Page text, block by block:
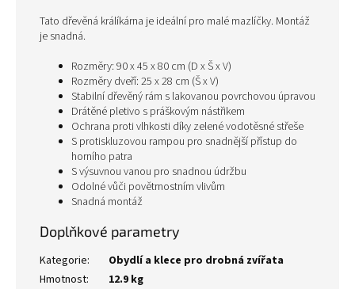
Tato dřevěná králíkárna je ideální pro malé mazlíčky. Montáž
je snadná.
Rozměry: 90 x 45 x 80 cm (D x Š x V)
Rozměry dveří: 25 x 28 cm (Š x V)
Stabilní dřevěný rám s lakovanou povrchovou úpravou
Drátěné pletivo s práškovým nástřikem
Ochrana proti vlhkosti díky zelené vodotěsné střeše
S protiskluzovou rampou pro snadnější přístup do
horního patra
S výsuvnou vanou pro snadnou údržbu
Odolné vůči povětrnostním vlivům
Snadná montáž
Doplňkové parametry
Kategorie:
Obydlí a klece pro drobná zvířata
Hmotnost:
12.9 kg